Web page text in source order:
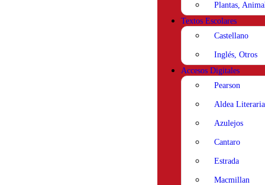
Plantas,
Textos Escolares
Castellano
Inglés, Otros
Accesos Digitales
Pearson
Aldea Literaria
Azulejos
Cantaro
Estrada
Macmillan